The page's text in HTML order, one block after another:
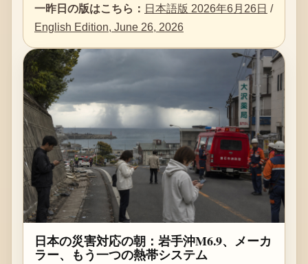
一昨日の版はこちら： 日本語版 2026年6月26日 /
English Edition, June 26, 2026
日本の災害対応の朝：岩手沖M6.9、メーカ
ラー、もう一つの熱帯システム